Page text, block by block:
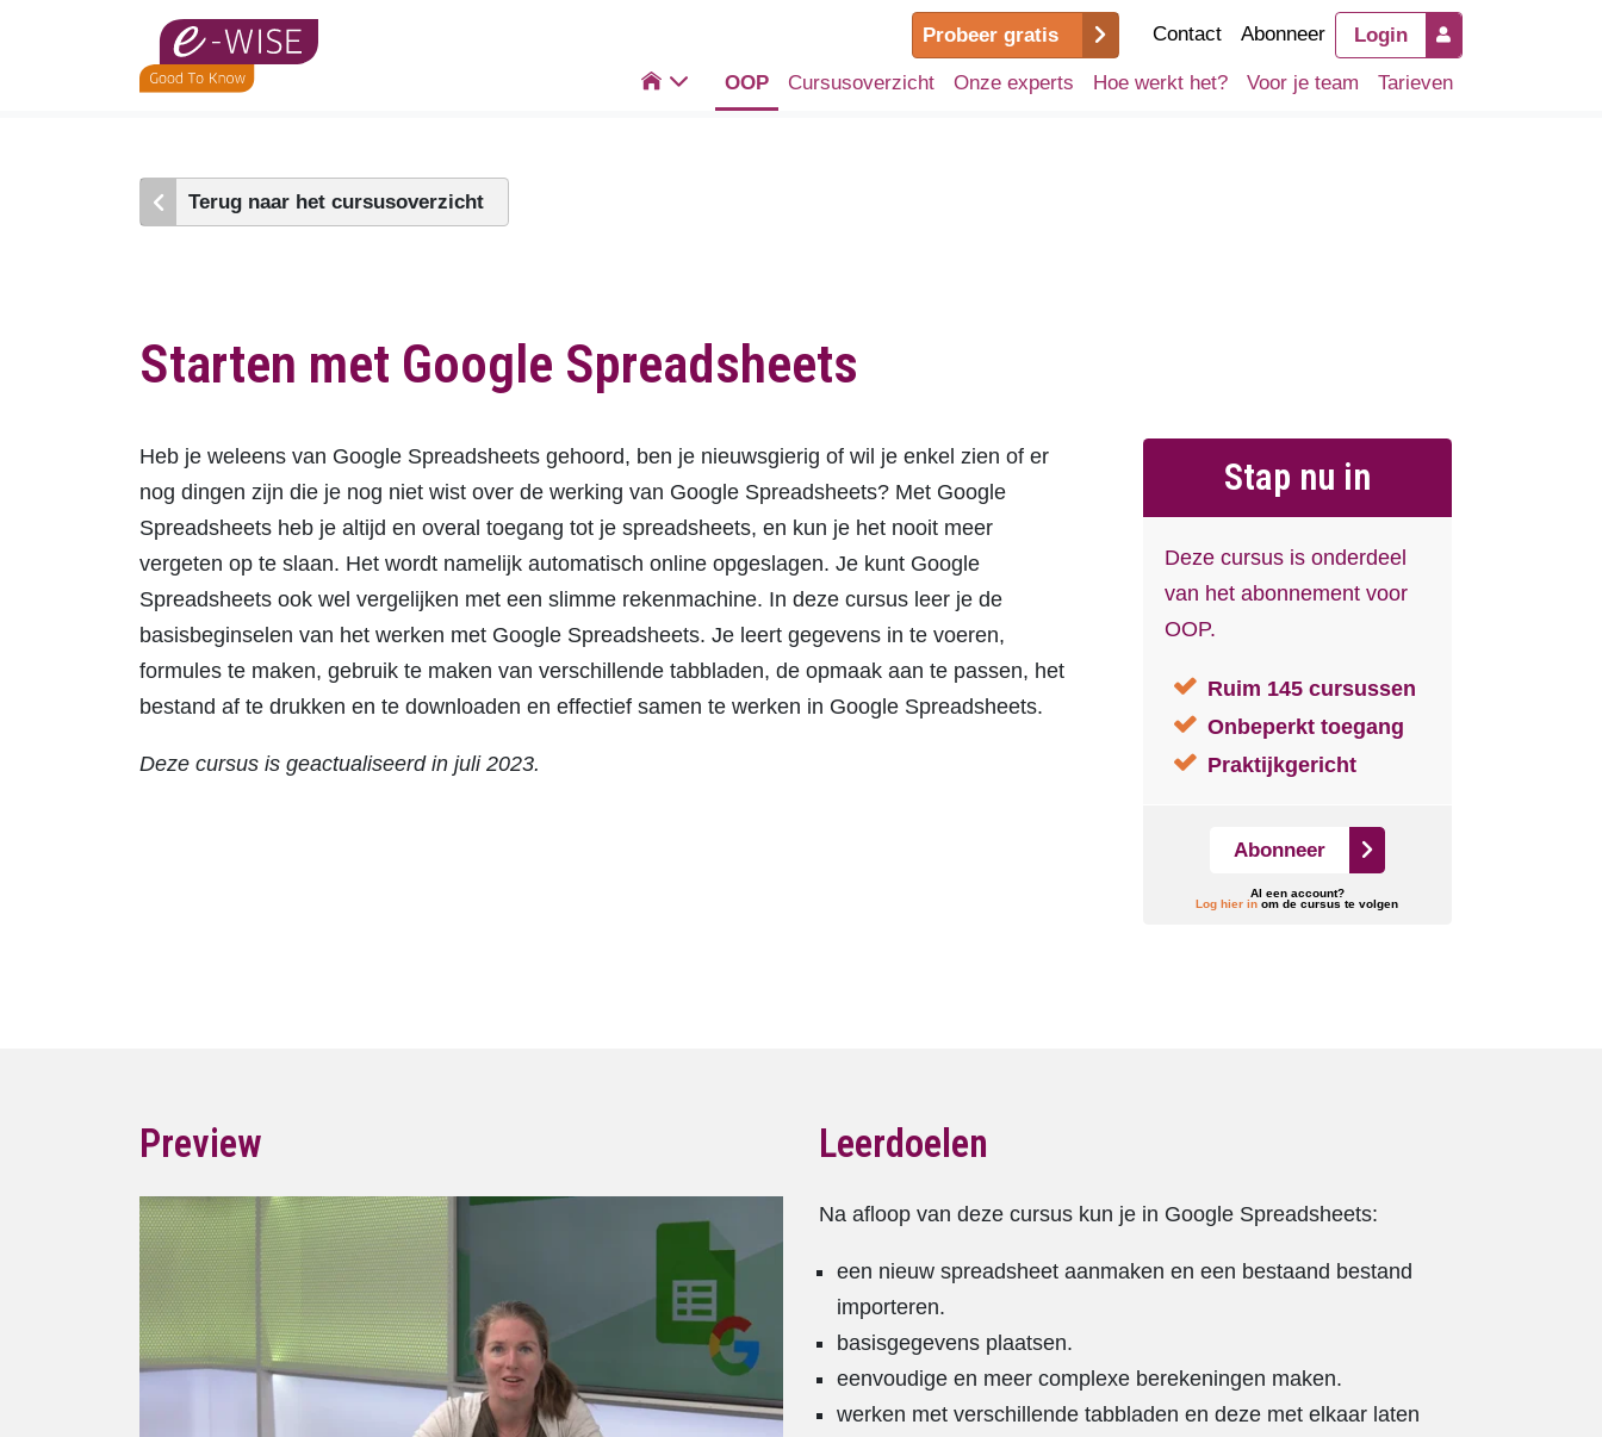
Probeer gratis Contact Abonneer Login
 OOP Cursusoverzicht Onze experts Hoe werkt het? Voor je team Tarieven
Terug naar het cursusoverzicht
Starten met Google Spreadsheets
Stap nu in
Deze cursus is onderdeel
van het abonnement voor
OOP.
Ruim 145 cursussen
Onbeperkt toegang
Praktijkgericht
Abonneer
Al een account?
Log hier in om de cursus te volgen
Heb je weleens van Google Spreadsheets gehoord, ben je nieuwsgierig of wil je enkel zien of er
nog dingen zijn die je nog niet wist over de werking van Google Spreadsheets? Met Google
Spreadsheets heb je altijd en overal toegang tot je spreadsheets, en kun je het nooit meer
vergeten op te slaan. Het wordt namelijk automatisch online opgeslagen. Je kunt Google
Spreadsheets ook wel vergelijken met een slimme rekenmachine. In deze cursus leer je de
basisbeginselen van het werken met Google Spreadsheets. Je leert gegevens in te voeren,
formules te maken, gebruik te maken van verschillende tabbladen, de opmaak aan te passen, het
bestand af te drukken en te downloaden en effectief samen te werken in Google Spreadsheets.
Deze cursus is geactualiseerd in juli 2023.
Preview Leerdoelen
Na afloop van deze cursus kun je in Google Spreadsheets:
een nieuw spreadsheet aanmaken en een bestaand bestand
importeren.
basisgegevens plaatsen.
eenvoudige en meer complexe berekeningen maken.
werken met verschillende tabbladen en deze met elkaar laten